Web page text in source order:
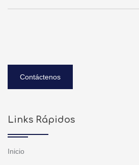
Contáctenos
Links Rápidos
Inicio